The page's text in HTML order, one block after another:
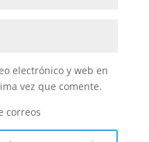
electrónico y web en
vez que comente.
correos